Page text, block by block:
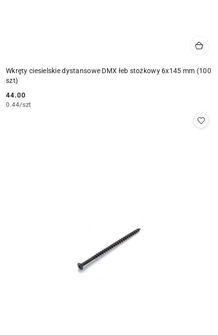
Wkręty ciesielskie dystansowe DMX łeb stożkowy 6x145 mm (100
szt)
Cena:
44.00
0.44/szt